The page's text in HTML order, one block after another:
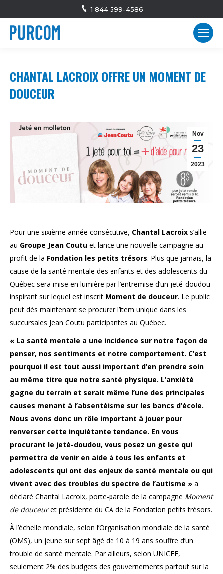
1 844 599-4586
CHANTAL LACROIX OFFRE UN MOMENT DE
DOUCEUR
Nov
23
2023
Pour une sixième année consécutive, Chantal Lacroix s’allie
au Groupe Jean Coutu et lance une nouvelle campagne au
profit de la Fondation les petits trésors. Plus que jamais, la
cause de la santé mentale des enfants et des adolescents du
Québec sera mise en lumière par l’entremise d’un jeté-doudou
inspirant sur lequel est inscrit Moment de douceur. Le public
peut dès maintenant se procurer l’item unique dans les
succursales Jean Coutu participantes au Québec.
« La santé mentale a une incidence sur notre façon de
penser, nos sentiments et notre comportement. C’est
pourquoi il est tout aussi important d’en prendre soin
au même titre que notre santé physique. L’anxiété
gagne du terrain et serait même l’une des principales
causes menant à l’absentéisme sur les bancs d’école.
Nous avons donc un rôle important à jouer pour
renverser cette inquiétante tendance. En vous
procurant le jeté-doudou, vous posez un geste qui
permettra de venir en aide à tous les enfants et
adolescents qui ont des enjeux de santé mentale ou qui
vivent avec des troubles du spectre de l’autisme » a
déclaré Chantal Lacroix, porte-parole de la campagne Moment
de douceuret présidente du CA de la Fondation petits trésors.
À l’échelle mondiale, selon l’Organisation mondiale de la santé
(OMS), un jeune sur sept âgé de 10 à 19 ans souffre d’un
trouble de santé mentale. Par ailleurs, selon UNICEF,
seulement 2% des budgets des gouvernements partout sur la